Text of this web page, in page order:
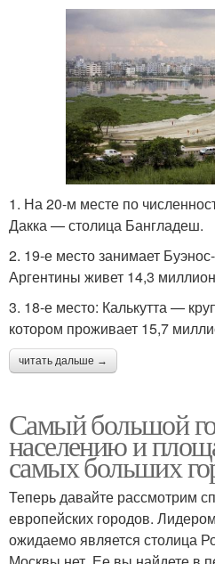
1. На 20-м месте по
Дакка — столица Бангладеш.
2. 19-е место занимает
Аргентины живет 14,3
3. 18-е место: Калькутта —
котором проживает 15,7
читать дальше →
Самый большой
населению и
самых больших
Теперь давайте рассмотрим
европейских городов.
ожидаемо является столица